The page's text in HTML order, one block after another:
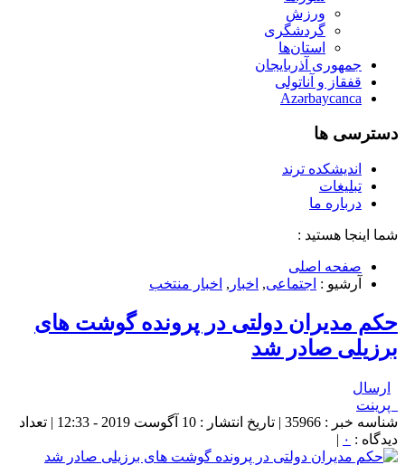
ورزش
گردشگری
استان‌ها
جمهوری آذربایجان
قفقاز و آناتولی
Azərbaycanca
دسترسی ها
اندیشکده ترند
تبلیغات
درباره ما
شما اینجا هستید :
صفحه اصلی
آرشیو : اجتماعی, اخبار , اخبار منتخب
حکم مدیران دولتی در پرونده گوشت های
برزیلی صادر شد
ارسال
پرینت
شناسه خبر : 35966 | تاریخ انتشار : 10 آگوست 2019 - 12:33 | تعداد
دیدگاه : ۰ |